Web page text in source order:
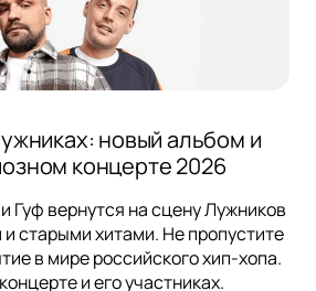
новый альбом и
концерте 2026
Гуф вернутся на сцену Лужников
старыми хитами. Не пропустите
в мире российского хип-хопа.
и его участниках.